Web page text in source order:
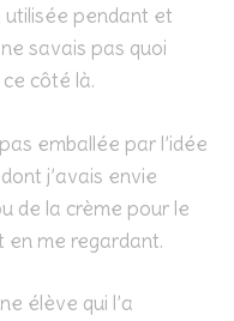
utilisée pendant et
savais pas quoi
côté là.
emballée par l’idée
j’avais envie
de la crème pour le
me regardant.
élève qui l’a